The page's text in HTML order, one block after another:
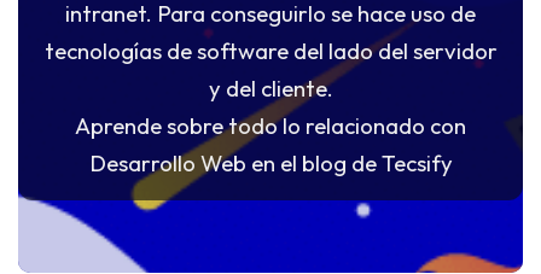
intranet. Para conseguirlo se hace uso de
tecnologías de software del lado del servidor
y del cliente.
Aprende sobre todo lo relacionado con
Desarrollo Web en el blog de Tecsify